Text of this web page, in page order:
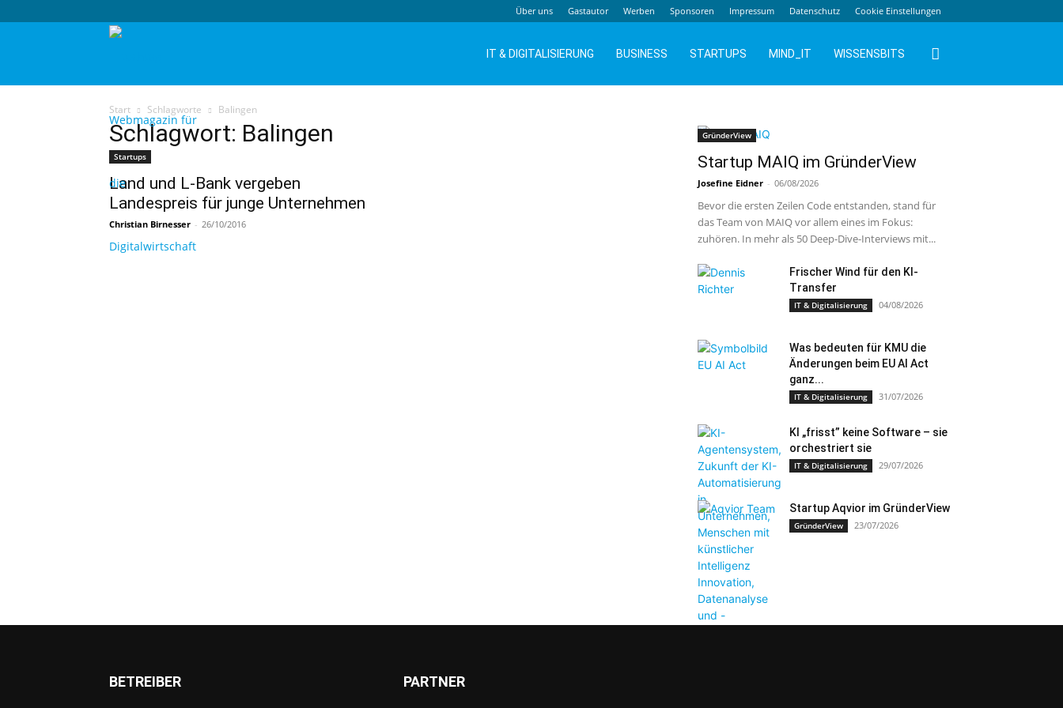
Über uns Gastautor Werben Sponsoren Impressum Datenschutz Cookie Einstellungen
IT & DIGITALISIERUNG BUSINESS STARTUPS MIND_IT WISSENSBITS
Start Schlagworte Balingen
Schlagwort: Balingen
Startups
Land und L-Bank vergeben
Landespreis für junge Unternehmen
Christian Birnesser - 26/10/2016
GründerView
Startup MAIQ im GründerView
Josefine Eidner - 06/08/2026
Bevor die ersten Zeilen Code entstanden, stand für
das Team von MAIQ vor allem eines im Fokus:
zuhören. In mehr als 50 Deep-Dive-Interviews mit...
Frischer Wind für den KI-
Transfer
IT & Digitalisierung 04/08/2026
Was bedeuten für KMU die
Änderungen beim EU AI Act
ganz...
IT & Digitalisierung 31/07/2026
KI „frisst” keine Software – sie
orchestriert sie
IT & Digitalisierung 29/07/2026
Startup Aqvior im GründerView
GründerView 23/07/2026
BETREIBER PARTNER